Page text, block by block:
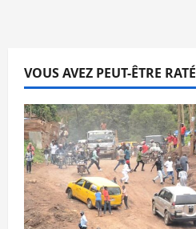
VOUS AVEZ PEUT-ÊTRE RATÉ